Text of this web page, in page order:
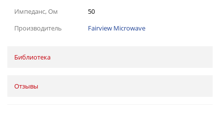
Импеданс, Ом
50
Производитель
Fairview Microwave
Библиотека
Отзывы